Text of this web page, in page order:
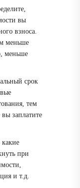
вы
взноса.
меньше
меньше
срок
тем
заплатите
при
и т.д.